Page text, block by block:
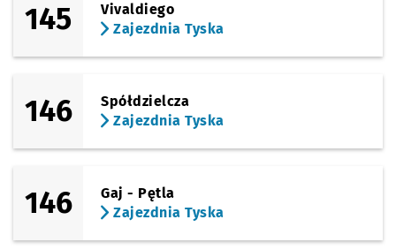
145
Vivaldiego
Zajezdnia Tyska
146
Spółdzielcza
Zajezdnia Tyska
146
Gaj - Pętla
Zajezdnia Tyska